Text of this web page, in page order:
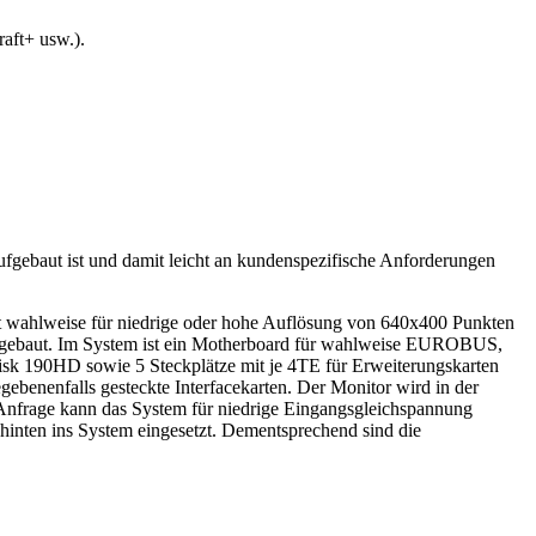
usw.).
ist und damit leicht an kundenspezifische Anforderungen
für niedrige oder hohe Auflösung von 640x400 Punkten
Im System ist ein Motherboard für wahlweise EUROBUS,
190HD sowie 5 Steckplätze mit je 4TE für Erweiterungskarten
gesteckte Interfacekarten. Der Monitor wird in der
kann das System für niedrige Eingangsgleichspannung
ins System eingesetzt. Dementsprechend sind die